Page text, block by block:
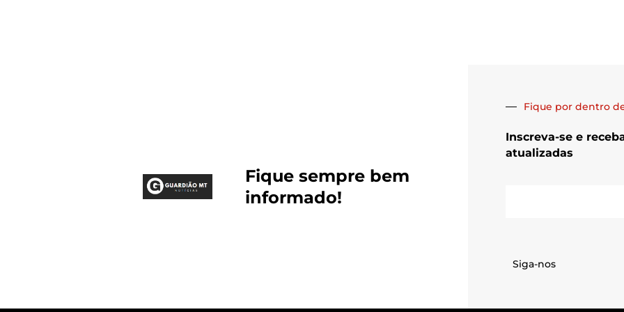
Fique sempre bem
informado!
Fique por dentro
Inscreva-se e
atualizadas
Siga-nos